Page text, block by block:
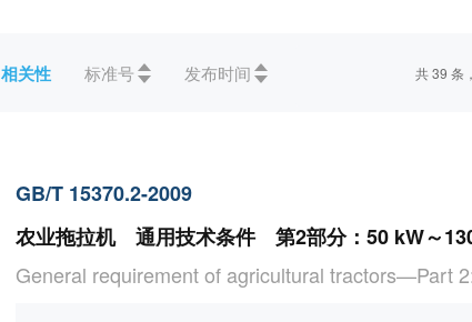
91建筑材料和建筑物(1)
全部 A综合(3) B农业、林业(8) C医药、卫生
X食品(2)
相关性 标准号 发布时间 共 39 条
GB/T 15370.2-2009
农业拖拉机 通用技术条件 第2部分：50 kW～
General requirement of agricultural tractors—Part